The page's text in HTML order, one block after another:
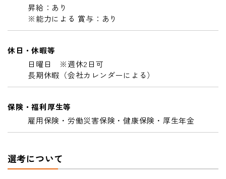
昇給：あり
※能力による 賞与：あり
休日・休暇等
日曜日 ※週休2日可
長期休暇（会社カレンダーによる）
保険・福利厚生等
雇用保険・労働災害保険・健康保険・厚生年金
選考について